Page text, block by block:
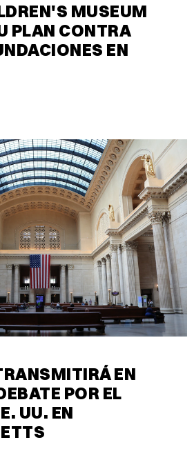
MUSEUM
PLAN CONTRA
EN
EN
POR EL
UU. EN